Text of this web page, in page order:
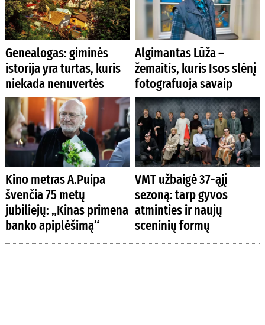
Genealogas: giminės
istorija yra turtas, kuris
niekada nenuvertės
Algimantas Lūža –
žemaitis, kuris Isos slėnį
fotografuoja savaip
Kino metras A.Puipa
švenčia 75 metų
jubiliejų: „Kinas primena
banko apiplėšimą“
VMT užbaigė 37-ąjį
sezoną: tarp gyvos
atminties ir naujų
sceninių formų